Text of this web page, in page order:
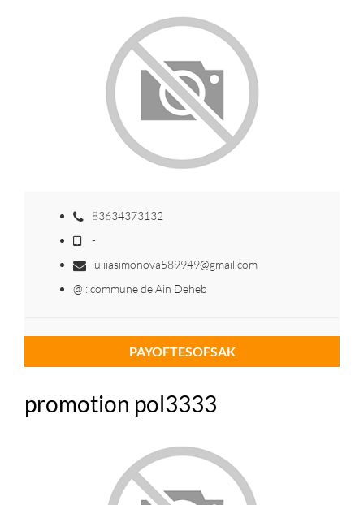
83634373132
-
iuliiasimonova589949@gmail.com
@ : commune de Ain Deheb
PAYOFTESOFSAK
promotion pol3333